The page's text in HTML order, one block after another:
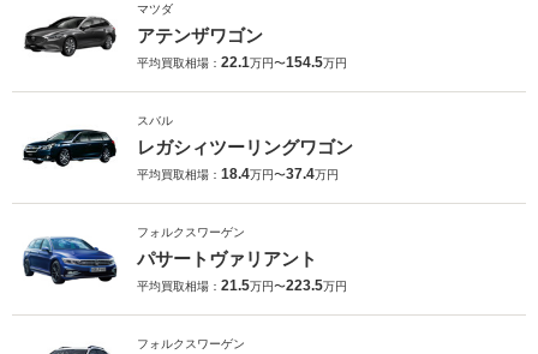
マツダ
アテンザワゴン
平均買取相場： 22.1万円〜154.5万円
スバル
レガシィツーリングワゴン
平均買取相場： 18.4万円〜37.4万円
フォルクスワーゲン
パサートヴァリアント
平均買取相場： 21.5万円〜223.5万円
フォルクスワーゲン